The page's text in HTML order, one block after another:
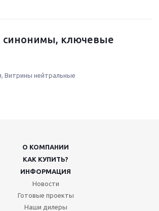
синонимы, ключевые
Витрины нейтральные
О КОМПАНИИ
КАК КУПИТЬ?
ИНФОРМАЦИЯ
Новости
Готовые проекты
Наши дилеры